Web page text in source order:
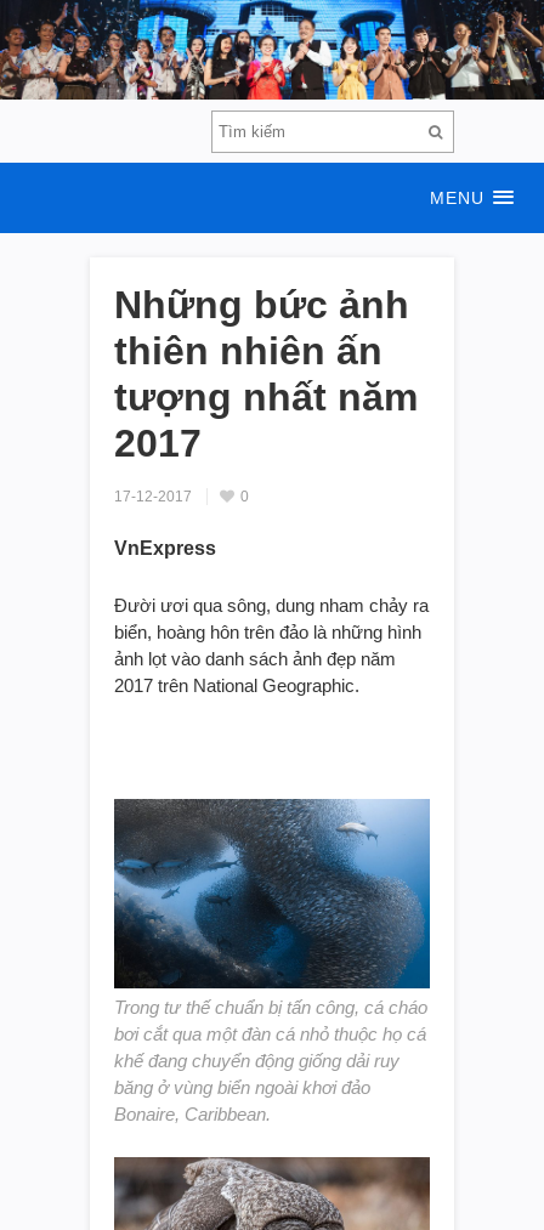
MENU
Những bức ảnh
thiên nhiên ấn
tượng nhất năm
2017
17-12-2017 0
VnExpress
Đười ươi qua sông, dung nham chảy ra
biển, hoàng hôn trên đảo là những hình
ảnh lọt vào danh sách ảnh đẹp năm
2017 trên National Geographic.
Trong tư thế chuẩn bị tấn công, cá cháo
bơi cắt qua một đàn cá nhỏ thuộc họ cá
khế đang chuyển động giống dải ruy
băng ở vùng biển ngoài khơi đảo
Bonaire, Caribbean.